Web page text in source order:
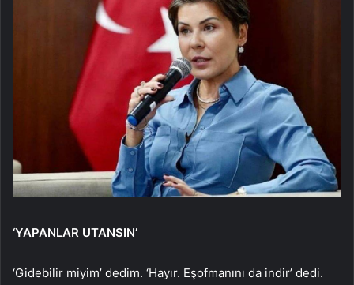
‘YAPANLAR UTANSIN’
‘Gidebilir miyim’ dedim. ‘Hayır. Eşofmanını da indir’ dedi.